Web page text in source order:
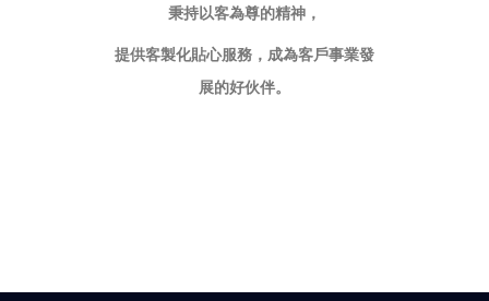
秉持以客為尊的精神，
提供客製化貼心服務，成為客戶事業發
展的好伙伴。